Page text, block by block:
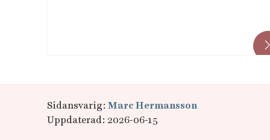
Sidansvarig: Marc Hermansson
Uppdaterad: 2026-06-15